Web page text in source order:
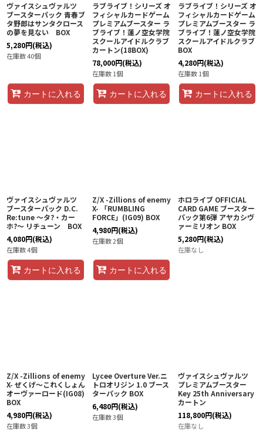
ヴァイスシュヴァルツ
ブースターパック 青春ブ
タ野郎はサンタクロース
の夢を見ない BOX
5,280円(税込)
在庫数 40個
カートに入れる
ラブライブ！シリーズ オ
フィシャルカードゲーム
プレミアムブースター ラ
ブライブ！蓮ノ空女学院
スクールアイドルクラブ
カートン(18BOX)
78,000円(税込)
在庫数 1個
カートに入れる
ラブライブ！シリーズ オ
フィシャルカードゲーム
プレミアムブースター ラ
ブライブ！蓮ノ空女学院
スクールアイドルクラブ
BOX
4,280円(税込)
在庫数 1個
カートに入れる
ヴァイスシュヴァルツ
ブースターパック D.C.
Re:tune 〜タ?・カー
ホ?〜 リチューン BOX
4,080円(税込)
在庫数 4個
カートに入れる
Z/X -Zillions of enemy
X- 「RUMBLING
FORCE」(IG09) BOX
4,980円(税込)
在庫数 2個
カートに入れる
ホロライブ OFFICIAL
CARD GAME ブースター
パック第6弾 アヤカシヴ
ァーミリオン BOX
5,280円(税込)
在庫なし
Z/X -Zillions of enemy
X- ぜくげ〜これくしょん
オーヴァーロード(IG08)
BOX
4,980円(税込)
在庫数 3個
Lycee Overture Ver.ニ
トロオリジン 1.0 ブース
ターパック BOX
6,480円(税込)
在庫数 3個
ヴァイスシュヴァルツ
プレミアムブースター
Key 25th Anniversary
カートン
118,800円(税込)
在庫なし